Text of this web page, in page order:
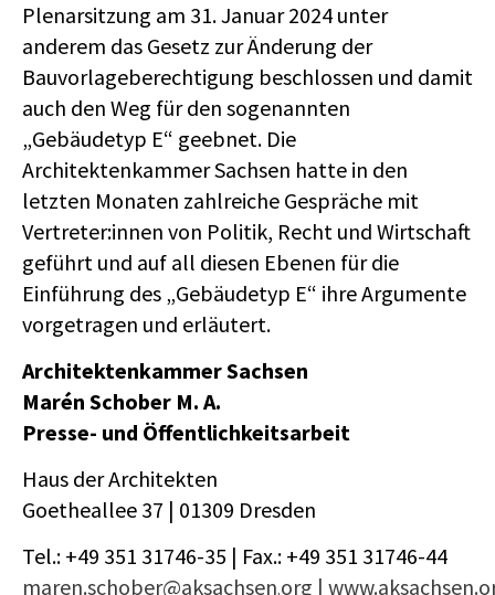
Plenarsitzung am 31. Januar 2024 unter
anderem das Gesetz zur Änderung der
Bauvorlageberechtigung beschlossen und damit
auch den Weg für den sogenannten
„Gebäudetyp E“ geebnet. Die
Architektenkammer Sachsen hatte in den
letzten Monaten zahlreiche Gespräche mit
Vertreter:innen von Politik, Recht und Wirtschaft
geführt und auf all diesen Ebenen für die
Einführung des „Gebäudetyp E“ ihre Argumente
vorgetragen und erläutert.
Architektenkammer Sachsen
Marén Schober M. A.
Presse- und Öffentlichkeitsarbeit
Haus der Architekten
Goetheallee 37 | 01309 Dresden
Tel.: +49 351 31746-35 | Fax.: +49 351 31746-44
maren.schober@aksachsen org |